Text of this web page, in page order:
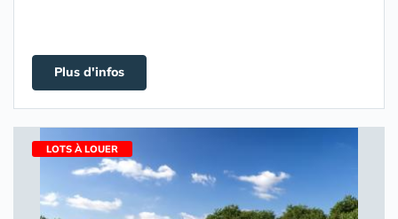
Plus d'infos
LOTS À LOUER